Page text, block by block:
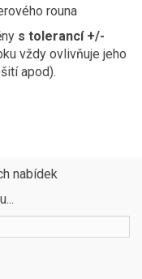
rouna
s tolerancí +/-
vždy ovlivňuje jeho
apod).
nabídek